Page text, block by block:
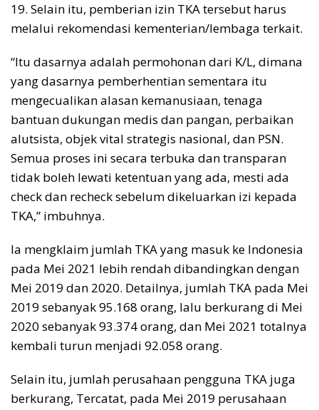
19. Selain itu, pemberian izin TKA tersebut harus
melalui rekomendasi kementerian/lembaga terkait.
“Itu dasarnya adalah permohonan dari K/L, dimana
yang dasarnya pemberhentian sementara itu
mengecualikan alasan kemanusiaan, tenaga
bantuan dukungan medis dan pangan, perbaikan
alutsista, objek vital strategis nasional, dan PSN.
Semua proses ini secara terbuka dan transparan
tidak boleh lewati ketentuan yang ada, mesti ada
check dan recheck sebelum dikeluarkan izi kepada
TKA,” imbuhnya.
Ia mengklaim jumlah TKA yang masuk ke Indonesia
pada Mei 2021 lebih rendah dibandingkan dengan
Mei 2019 dan 2020. Detailnya, jumlah TKA pada Mei
2019 sebanyak 95.168 orang, lalu berkurang di Mei
2020 sebanyak 93.374 orang, dan Mei 2021 totalnya
kembali turun menjadi 92.058 orang.
Selain itu, jumlah perusahaan pengguna TKA juga
berkurang, Tercatat, pada Mei 2019 perusahaan